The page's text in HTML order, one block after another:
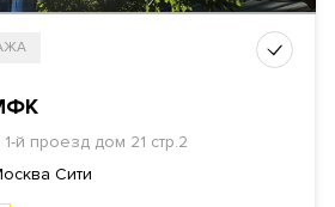
й проезд дом 21 стр.2
Сити